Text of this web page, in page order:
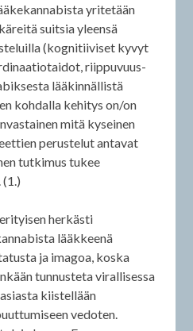
yritetään
suitsia yleensä
(kognitiiviset kyvyt
riippuvuus-
lääkinnällistä
kohdalla kehitys on/on
mitä kyseinen
perustelut antavat
tutkimus tukee
herkästi
lääkkeenä
ja imagoa, koska
tunnusteta virallisessa
kiistellään
vedoten.